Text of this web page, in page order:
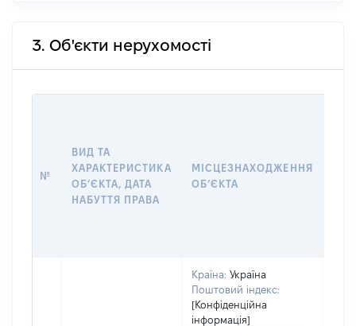
3. Об'єкти нерухомості
№
ВИД ТА
ХАРАКТЕРИСТИКА
ОБʼЄКТА, ДАТА
НАБУТТЯ ПРАВА
МІСЦЕЗНАХОДЖЕННЯ
ОБʼЄКТА
Країна: Україна
Поштовий індекс:
[Конфіденційна
інформація]